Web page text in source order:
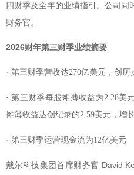
四财季及全年的业绩指引。 公司同
财务官。
2026财年第三财季业绩摘要
· 第三财季营收达270亿美元，创历
·第三财季每股摊薄收益为2.28美
摊薄收益达创纪录的2.59美元，增
· 第三财季运营现金流为12亿美元
戴尔科技集团首席财务官 David